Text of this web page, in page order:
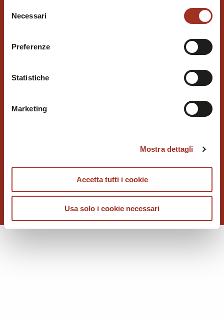
nostro sito, con i nostri partner che si occupano di analisi
dei dati web, pubblicità e social media, i quali potrebbero
combinarle con altre informazioni che l'utente ha fornito
loro o che sono stati raccolti durante l'utilizzo dei loro
Chiudendo questo disclaimer si prosegue la navigazione
solo con i cookie tecnici necessari. A questa pagina è
delNecessari
Preferenze
Statistiche
Marketing
Mostra dettagli
Accetta tutti i cookie
Usa solo i cookie necessari
LANDINI